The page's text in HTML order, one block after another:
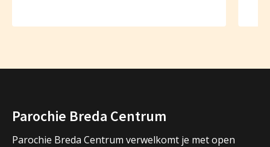
Parochie Breda Centrum
Parochie Breda Centrum verwelkomt je met open